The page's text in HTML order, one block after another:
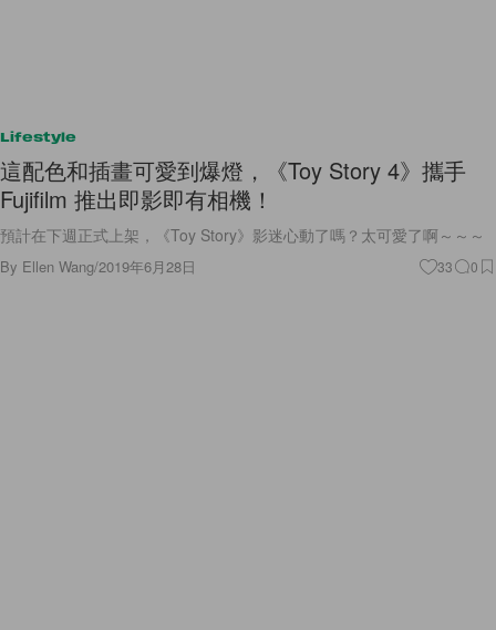
Lifestyle
這配色和插畫可愛到爆燈，《Toy Story 4》攜手
Fujifilm 推出即影即有相機！
預計在下週正式上架，《Toy Story》影迷心動了嗎？太可愛了啊～～～
By Ellen Wang/2019年6月28日 33 0